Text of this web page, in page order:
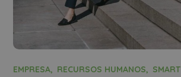
EMPRESA RECURSOS HUMANOS SMART